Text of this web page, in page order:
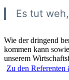
Es tut
Wie der dringend
kommen kann
unserem
Zu den